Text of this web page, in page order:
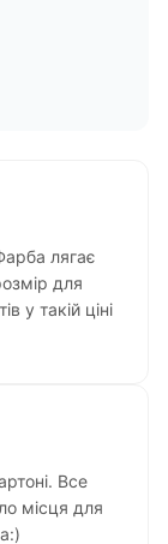
лягає
для
у такій ціні
Все
місця для